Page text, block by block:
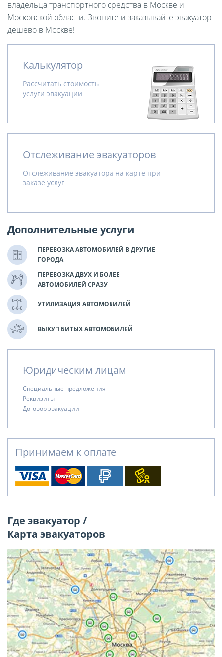
владельца транспортного средства в Москве и
Московской области. Звоните и заказывайте эвакуатор
дешево в Москве!
Калькулятор
Рассчитать стоимость
услуги эвакуации
Отслеживание эвакуаторов
Отслеживание эвакуатора на карте при
заказе услуг
Дополнительные услуги
ПЕРЕВОЗКА АВТОМОБИЛЕЙ В ДРУГИЕ
ГОРОДА
ПЕРЕВОЗКА ДВУХ И БОЛЕЕ
АВТОМОБИЛЕЙ СРАЗУ
УТИЛИЗАЦИЯ АВТОМОБИЛЕЙ
ВЫКУП БИТЫХ АВТОМОБИЛЕЙ
Юридическим лицам
Специальные предложения
Реквизиты
Договор эвакуации
Принимаем к оплате
Где эвакуатор /
Карта эвакуаторов